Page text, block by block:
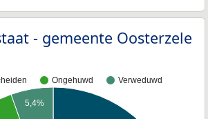
- gemeente Oosterzele
Ongehuwd Verweduwd
5,4%